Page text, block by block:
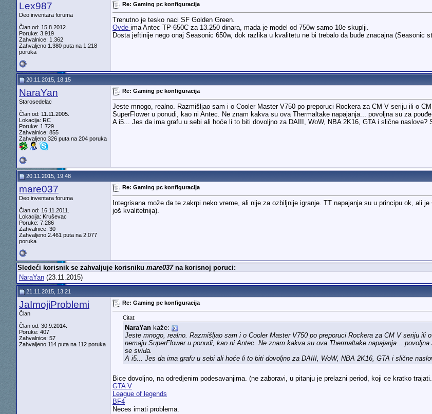
Lex987
Deo inventara foruma
Član od: 15.8.2012.
Poruke: 3.919
Zahvalnice: 1.362
Zahvaljeno 1.380 puta na 1.218
poruka
Re: Gaming pc konfiguracija
Trenutno je tesko naci SF Golden Green.
Ovde ima Antec TP-650C za 13.250 dinara, mada je model od 750w samo 10e skuplji.
Dosta jeftinije nego onaj Seasonic 650w, dok razlika u kvalitetu ne bi trebalo da bude znacajna (Seasonic
20.11.2015, 18:15
NaraYan
Starosedelac
Član od: 11.11.2005.
Lokacija: RC
Poruke: 1.729
Zahvalnice: 855
Zahvaljeno 326 puta na 204 poruka
Re: Gaming pc konfiguracija
Jeste mnogo, realno. Razmišljao sam i o Cooler Master V750 po preporuci Rockera za CM V seriju ili o
SuperFlower u ponudi, kao ni Antec. Ne znam kakva su ova Thermaltake napajanja... povoljna su za
A i5... Jes da ima grafu u sebi ali hoće li to biti dovoljno za DAIII, WoW, NBA 2K16, GTA i slične
20.11.2015, 19:48
mare037
Deo inventara foruma
Član od: 16.11.2011.
Lokacija: Kruševac
Poruke: 7.286
Zahvalnice: 30
Zahvaljeno 2.461 puta na 2.077
poruka
Re: Gaming pc konfiguracija
Integrisana može da te zakrpi neko vreme, ali nije za ozbiljnije igranje. TT napajanja su u principu ok, ali
još kvalitetnija).
Sledeći korisnik se zahvaljuje korisniku mare037na korisnoj poruci:
NaraYan(23.11.2015)
21.11.2015, 13:21
JaImojiProblemi
Član
Član od: 30.9.2014.
Poruke: 407
Zahvalnice: 57
Zahvaljeno 114 puta na 112 poruka
Re: Gaming pc konfiguracija
Citat:
NaraYankaže:
Jeste mnogo, realno. Razmišljao sam i o Cooler Master V750 po preporuci Rockera za CM V seriju
nemaju SuperFlower u ponudi, kao ni Antec. Ne znam kakva su ova Thermaltake napajanja...
se sviđa.
A i5... Jes da ima grafu u sebi ali hoće li to biti dovoljno za DAIII, WoW, NBA 2K16, GTA i slične
Bice dovoljno, na odredjenim podesavanjima. (ne zaboravi, u pitanju je prelazni period, koji ce kratko
GTA V
League of legends
BF4
Neces imati problema.